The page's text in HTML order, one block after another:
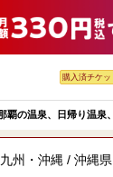
購入済チケ
覇の温泉、日帰り温泉
九州・沖縄 / 沖縄県